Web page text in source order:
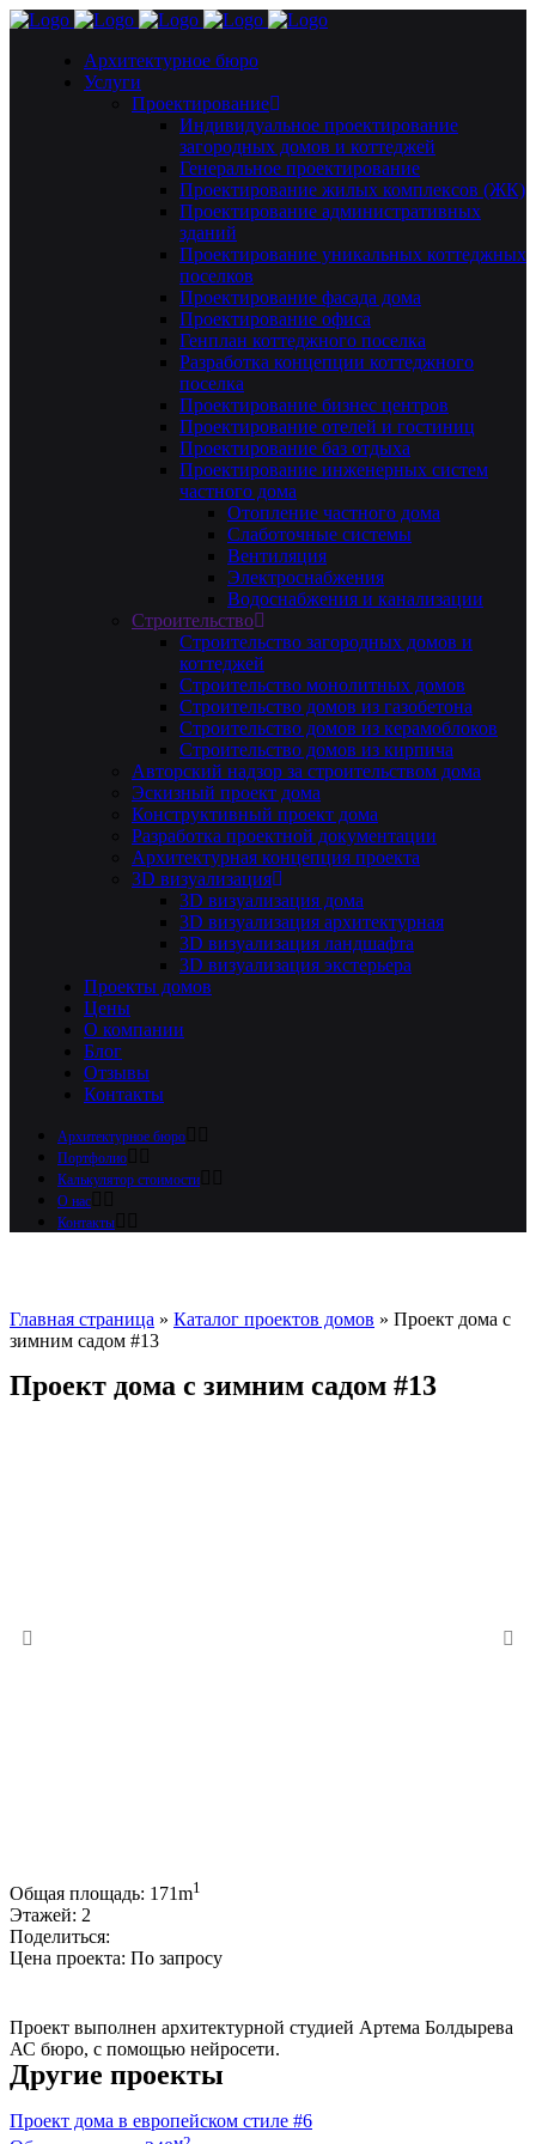
Архитектурное бюро
Услуги
Проектирование
Индивидуальное проектирование
загородных домов и коттеджей
Генеральное проектирование
Проектирование жилых комплексов (ЖК)
Проектирование административных
зданий
Проектирование уникальных коттеджных
поселков
Проектирование фасада дома
Проектирование офиса
Генплан коттеджного поселка
Разработка концепции коттеджного
поселка
Проектирование бизнес центров
Проектирование отелей и гостиниц
Проектирование баз отдыха
Проектирование инженерных систем
частного дома
Отопление частного дома
Слаботочные системы
Вентиляция
Электроснабжения
Водоснабжения и канализации
Строительство
Строительство загородных домов и
коттеджей
Строительство монолитных домов
Строительство домов из газобетона
Строительство домов из керамоблоков
Строительство домов из кирпича
Авторский надзор за строительством дома
Эскизный проект дома
Конструктивный проект дома
Разработка проектной документации
Архитектурная концепция проекта
3D визуализация
3D визуализация дома
3D визуализация архитектурная
3D визуализация ландшафта
3D визуализация экстерьера
Проекты домов
Цены
О компании
Блог
Отзывы
Контакты
Архитектурное бюро
Портфолио
Калькулятор стоимости
О нас
Контакты
Главная страница » Каталог проектов домов » Проект дома с
зимним садом #13
Проект дома с зимним садом #13
Общая площадь: 171m1
Этажей: 2
Поделиться:
Цена проекта: По запросу
Проект выполнен архитектурной студией Артема Болдырева
АС бюро, с помощью нейросети.
Другие проекты
Проект дома в европейском стиле #6